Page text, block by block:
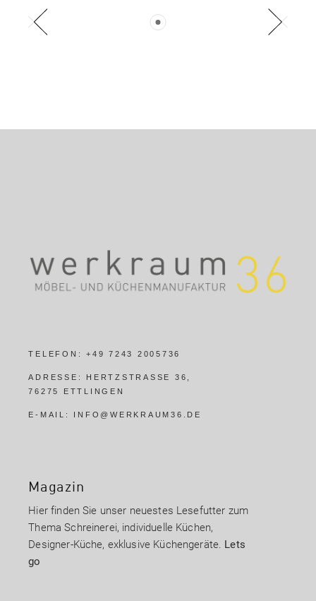
TELEFON:+49 7243 2005736
ADRESSE: HERTZSTRASSE 36,
76275 ETTLINGEN
E-MAIL: INFO@WERKRAUM36.DE
Magazin
Hier finden Sie unser neuestes Lesefutter zum
Thema Schreinerei, individuelle Küchen,
Designer-Küche, exklusive Küchengeräte. Lets
go